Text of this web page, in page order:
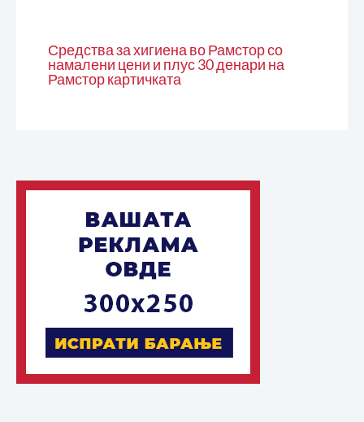
Средства за хигиена во Рамстор со
намалени цени и плус 30 денари на
Рамстор картичката